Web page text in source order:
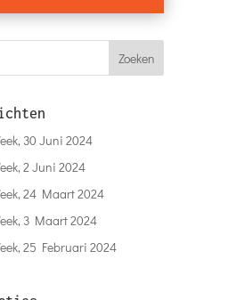
30 Juni 2024
2 Juni 2024
24 Maart 2024
3 Maart 2024
25 Februari 2024